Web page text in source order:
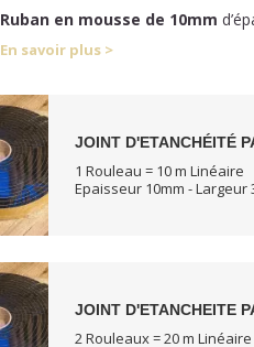
Ruban en mousse de 10mm
En savoir plus
JOINT D'ETANCHÉITÉ
1 Rouleau = 10 m Linéaire
Epaisseur 10mm - Largeur
JOINT D'ETANCHEITE
2 Rouleaux = 20 m Linéaire